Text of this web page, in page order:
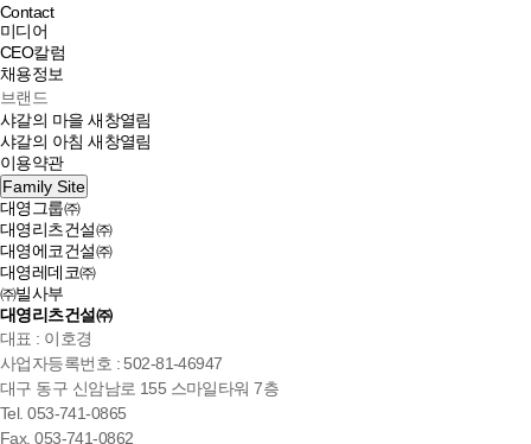
Contact
미디어
CEO칼럼
채용정보
브랜드
샤갈의 마을새창열림
샤갈의 아침새창열림
이용약관
Family Site
대영그룹㈜
대영리츠건설㈜
대영에코건설㈜
대영레데코㈜
㈜빌사부
대영리츠건설㈜
대표 : 이호경
사업자등록번호 : 502-81-46947
대구 동구 신암남로 155 스마일타워 7층
Tel. 053-741-0865
Fax. 053-741-0862